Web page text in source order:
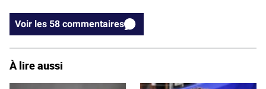
Voir les 58 commentaires
À lire aussi